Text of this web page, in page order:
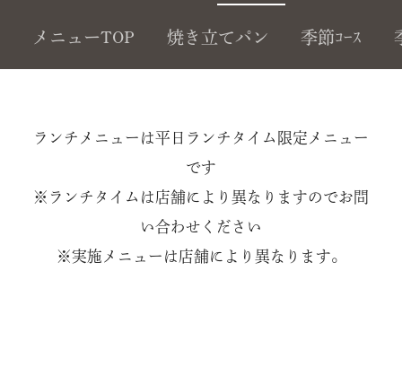
メニューTOP 焼き立てパン 季節ｺｰｽ
ランチメニューは平日ランチタイム限定メニュー
です
※ランチタイムは店舗により異なりますのでお問
い合わせください
※実施メニューは店舗により異なります。